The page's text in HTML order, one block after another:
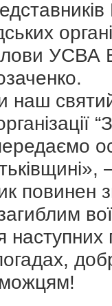
УСВА
наш
повинен